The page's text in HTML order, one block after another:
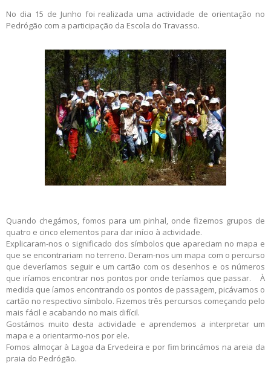
No dia 15 de Junho foi realizada uma actividade de orientação no
Pedrógão com a participação da Escola do Travasso.
Quando chegámos, fomos para um pinhal, onde fizemos grupos de
quatro e cinco elementos para dar início à actividade.
Explicaram-nos o significado dos símbolos que apareciam no mapa e
que se encontrariam no terreno. Deram-nos um mapa com o percurso
que deveríamos seguir e um cartão com os desenhos e os números
que iríamos encontrar nos pontos por onde teríamos que passar. À
medida que íamos encontrando os pontos de passagem, picávamos o
cartão no respectivo símbolo. Fizemos três percursos começando pelo
mais fácil e acabando no mais difícil.
Gostámos muito desta actividade e aprendemos a interpretar um
mapa e a orientarmo-nos por ele.
Fomos almoçar à Lagoa da Ervedeira e por fim brincámos na areia da
praia do Pedrógão.